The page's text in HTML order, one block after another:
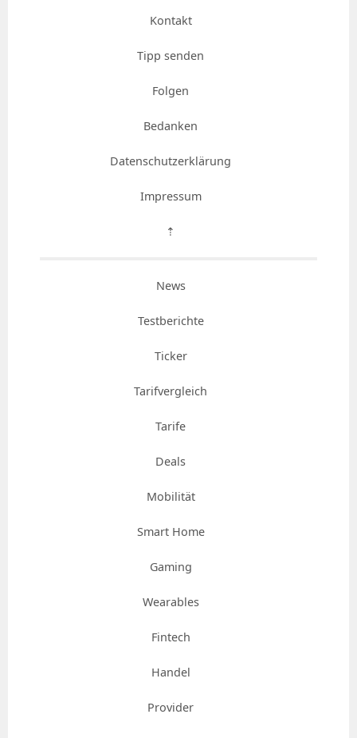
Kontakt
Tipp senden
Folgen
Bedanken
Datenschutzerklärung
Impressum
⇡
News
Testberichte
Ticker
Tarifvergleich
Tarife
Deals
Mobilität
Smart Home
Gaming
Wearables
Fintech
Handel
Provider